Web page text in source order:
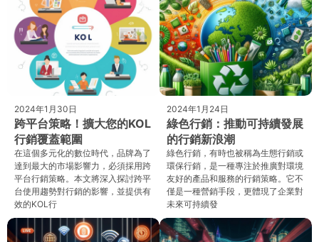
2024年1月30日
跨平台策略！擴大您的KOL
行銷覆蓋範圍
在這個多元化的數位時代，品牌為了
達到最大的市場影響力，必須採用跨
平台行銷策略。本文將深入探討跨平
台使用趨勢對行銷的影響，並提供有
效的KOL行
2024年1月24日
綠色行銷：推動可持續發展
的行銷新浪潮
綠色行銷，有時也被稱為生態行銷或
環保行銷，是一種專注於推廣對環境
友好的產品和服務的行銷策略。它不
僅是一種營銷手段，更體現了企業對
未來可持續發